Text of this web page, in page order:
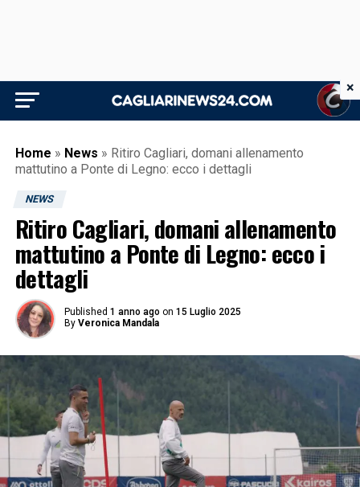
Home » News » Ritiro Cagliari, domani allenamento
mattutino a Ponte di Legno: ecco i dettagli
NEWS
Ritiro Cagliari, domani allenamento
mattutino a Ponte di Legno: ecco i
dettagli
Published 1 anno ago on 15 Luglio 2025
By Veronica Mandala
×